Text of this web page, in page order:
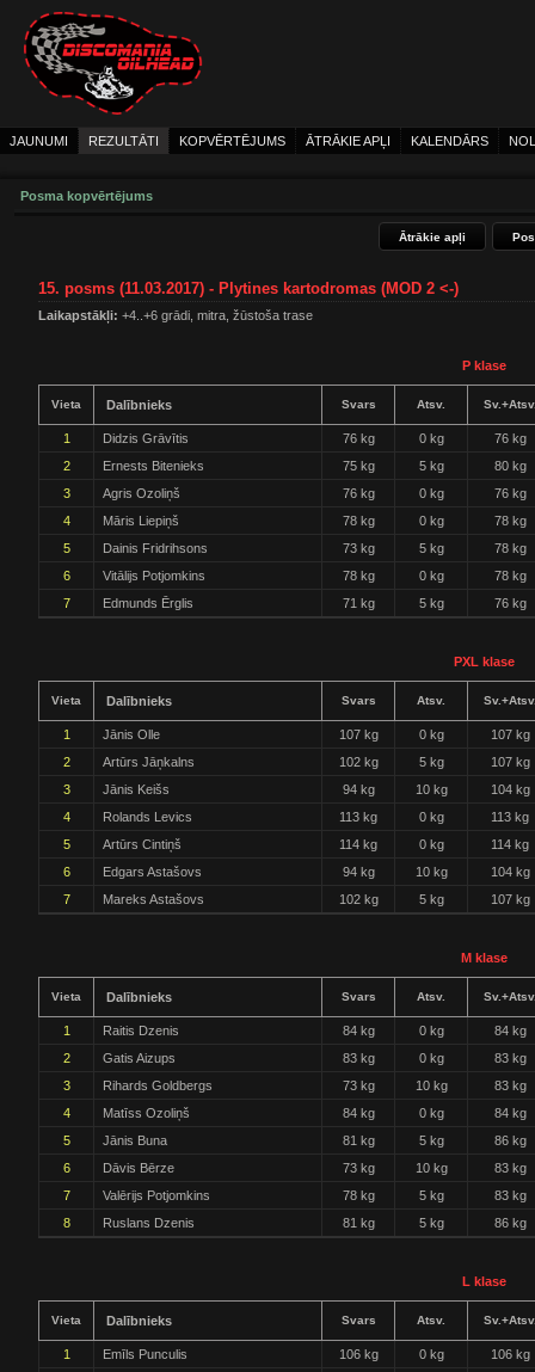
JAUNUMI REZULTĀTI KOPVĒRTĒJUMS ĀTRĀKIE APĻI KALENDĀRS
Posma kopvērtējums
Ātrākie apļi
15. posms (11.03.2017) - Plytines kartodromas (MOD 2 <-)
Laikapstākļi: +4..+6 grādi, mitra, žūstoša trase
P klase
Vieta Dalībnieks Svars Atsv.
1 Didzis Grāvītis 76 kg 0 kg
76 kg
2
Ernests Bitenieks 75 kg 5 kg
80 kg
3
Agris Ozoliņš 76 kg 0 kg
76 kg
4
Māris Liepiņš 78 kg 0 kg
78 kg
5
Dainis Fridrihsons 73 kg 5 kg
78 kg
6
Vitālijs Potjomkins 78 kg 0 kg
78 kg
7
Edmunds Ērglis 71 kg 5 kg 76 kg
PXL klase
Vieta Dalībnieks Svars Atsv.
1 Jānis Olle 107 kg 0 kg
107 kg
2
Artūrs Jāņkalns 102 kg 5 kg
107 kg
3
Jānis Keišs 94 kg 10 kg
104 kg
4
Rolands Levics 113 kg 0 kg
113 kg
5
Artūrs Cintiņš 114 kg 0 kg
114 kg
6
Edgars Astašovs 94 kg 10 kg
104 kg
7
Mareks Astašovs 102 kg 5 kg 107 kg
M klase
Vieta Dalībnieks Svars Atsv.
1 Raitis Dzenis 84 kg 0 kg
84 kg
2
Gatis Aizups 83 kg 0 kg
83 kg
3
Rihards Goldbergs 73 kg 10 kg
83 kg
4
Matīss Ozoliņš 84 kg 0 kg
84 kg
5
Jānis Buna 81 kg 5 kg
86 kg
6
Dāvis Bērze 73 kg 10 kg
83 kg
7
Valērijs Potjomkins 78 kg 5 kg
83 kg
8
Ruslans Dzenis 81 kg 5 kg 86 kg
L klase
Vieta Dalībnieks Svars Atsv.
1 Emīls Punculis 106 kg 0 kg
106 kg